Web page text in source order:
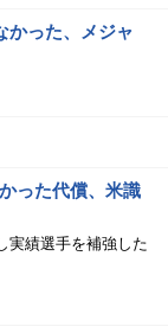
かった、メジャ
った代償、米識
実績選手を補強した